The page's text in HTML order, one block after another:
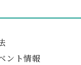
ント情報